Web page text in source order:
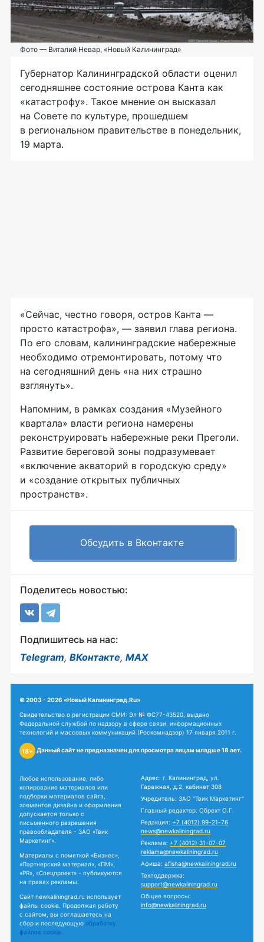
Фото — Виталий Невар, «Новый Калининград»
Губернатор Калининградской области оценил
сегодняшнее состояние острова Канта как
«катастрофу». Такое мнение он высказал
на Совете по культуре, прошедшем
в региональном правительстве в понедельник,
19 марта.
«Сейчас, честно говоря, остров Канта —
просто катастрофа», — заявил глава региона.
По его словам, калининградские набережные
необходимо отремонтировать, потому что
на сегодняшний день «на них страшно
взглянуть».
Напомним, в рамках создания «Музейного
квартала» власти региона намерены
реконструировать набережные реки Преголи.
Развитие береговой зоны подразумевает
«включение акваторий в городскую среду»
и «создание открытых публичных
пространств».
Обсудить в Вконтакте
Поделитесь новостью:
Подпишитесь на нас:
Telegram, ВКонтакте, MAX
© 2003 - 2026 «Новый Калининград.Ru»
Свидетельство о регистрации СМИ: Эл № ФС77-43520, выдано
Федеральной службой по надзору в сфере связи, информационных
технологий и массовых коммуникаций (Роскомнадзор) 17 января 2011 г.
18+ Данный сайт не предназначен для просмотра лицам младше 18 лет.
Любое использование, либо
копирование материалов или
подборки материалов сайта,
элементов дизайна и оформления
допускается только с
письменного разрешения
правообладателя - ЗАО «Твик
Маркетинг».
Материалы с пометкой «Бизнес»,
«Партнерский материал», «ПМ»,
«PR», «Спецпроект» - публикуются
на правах рекламы.
Сайт newkaliningrad.ru использует
файлы cookie. Продолжая работу
с сайтом, вы соглашаетесь на
сбор и последующую обработку
файлов cookie.
Адрес: г. Калининград, ул.
Гаражная, д.2, кабинет 308
Учредитель: ЗАО "Твик Маркетинг"
Главный редактор: Обрехт О.Г.
Редакция: +7 (4012) 99-21-76
news@newkaliningrad.ru
Реклама: +7 (4012) 31-07-07
reklama@newkaliningrad.ru
Афиша: afisha@newkaliningrad.ru
Техподдержка:
support@newkaliningrad.ru
Общие вопросы:
info@newkaliningrad.ru